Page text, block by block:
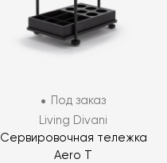
Под заказ
Living Divani
Сервировочная тележка
Aero T